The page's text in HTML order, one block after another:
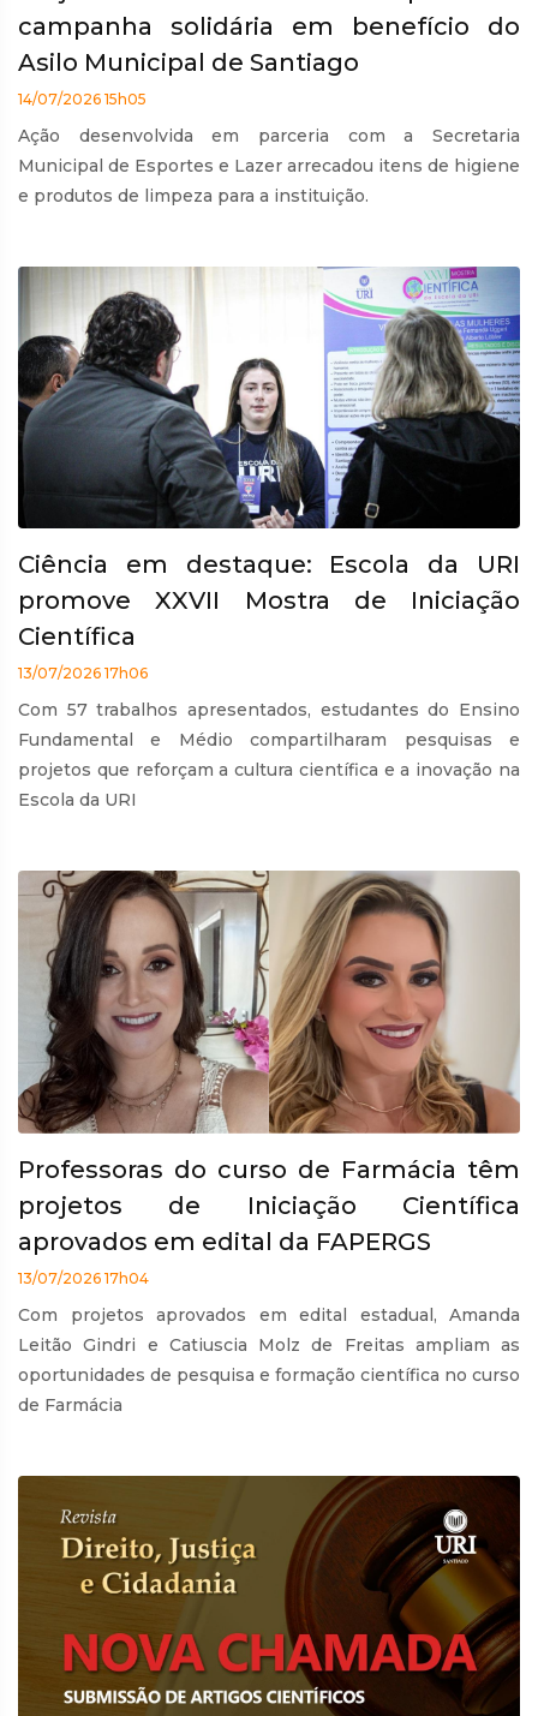
campanha solidária em benefício do
Asilo Municipal de Santiago
14/07/2026 15h05
Ação desenvolvida em parceria com a Secretaria
Municipal de Esportes e Lazer arrecadou itens de higiene
e produtos de limpeza para a instituição.
Ciência em destaque: Escola da URI
promove XXVII Mostra de Iniciação
Científica
13/07/2026 17h06
Com 57 trabalhos apresentados, estudantes do Ensino
Fundamental e Médio compartilharam pesquisas e
projetos que reforçam a cultura científica e a inovação na
Escola da URI
Professoras do curso de Farmácia têm
projetos de Iniciação Científica
aprovados em edital da FAPERGS
13/07/2026 17h04
Com projetos aprovados em edital estadual, Amanda
Leitão Gindri e Catiuscia Molz de Freitas ampliam as
oportunidades de pesquisa e formação científica no curso
de Farmácia